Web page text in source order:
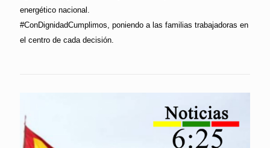
energético nacional.
#ConDignidadCumplimos, poniendo a las familias trabajadoras en
el centro de cada decisión.